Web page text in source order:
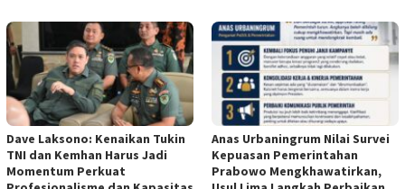
Dave Laksono: Kenaikan Tukin
TNI dan Kemhan Harus Jadi
Momentum Perkuat
Anas Urbaningrum Nilai Survei
Kepuasan Pemerintahan
Prabowo Mengkhawatirkan,